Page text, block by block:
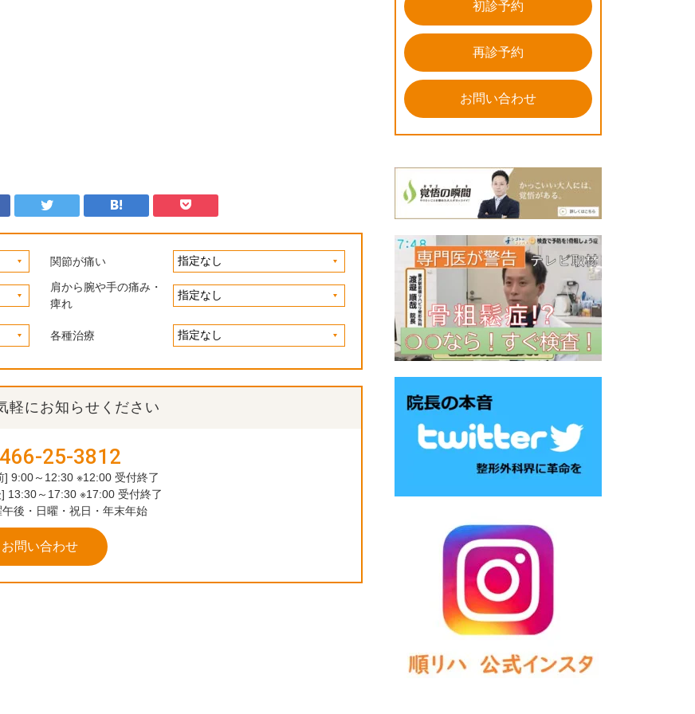
関節が痛い
肩から腕や手の痛み・
痺れ
各種治療
軽にお知らせください
25-3812
] 9:00～12:30 ※12:00 受付終了
13:30～17:30 ※17:00 受付終了
午後・日曜・祝日・年末年始
お問い合わせ
初診予約
再診予約
お問い合わせ